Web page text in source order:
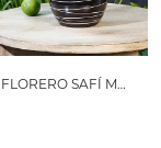
FLORERO SAFÍ MEDIANO